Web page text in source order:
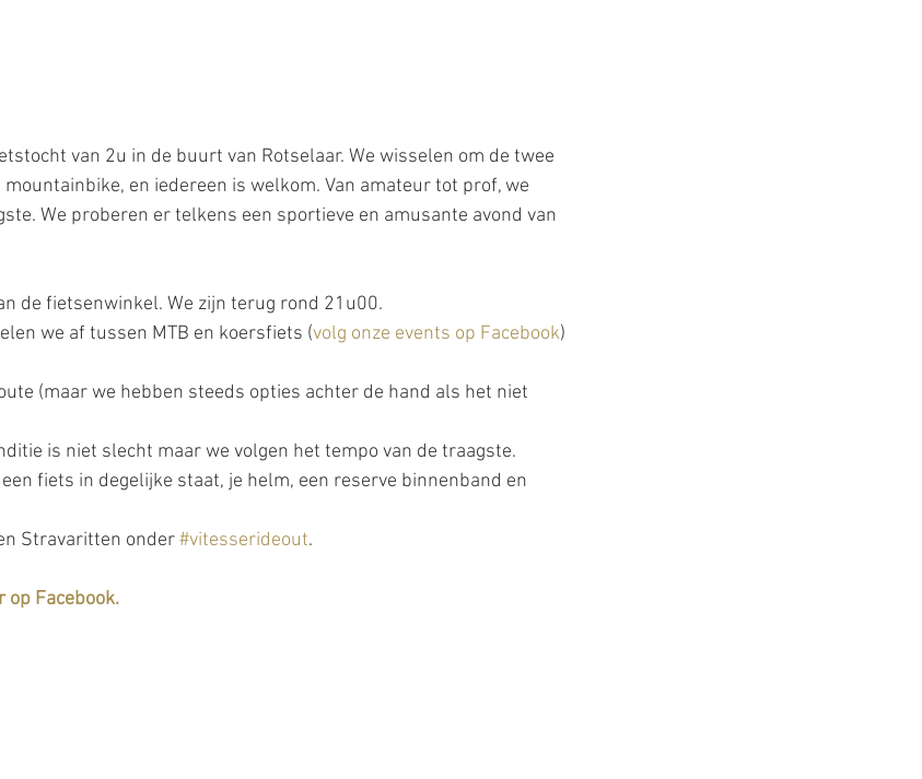
van 2u in de buurt van Rotselaar. We wisselen om de twee
en iedereen is welkom. Van amateur tot prof, we
We proberen er telkens een sportieve en amusante avond van
de fietsenwinkel. We zijn terug rond 21u00.
we af tussen MTB en koersfiets (volg onze events op Facebook)
(maar we hebben steeds opties achter de hand als het niet
is niet slecht maar we volgen het tempo van de traagste.
fiets in degelijke staat, je helm, een reserve binnenband en
Stravaritten onder #vitesserideout.
op Facebook.